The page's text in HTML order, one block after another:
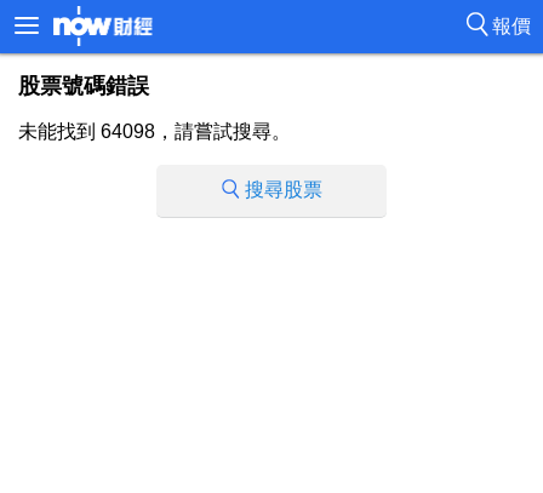
報價
股票號碼錯誤
未能找到 64098，請嘗試搜尋。
搜尋股票